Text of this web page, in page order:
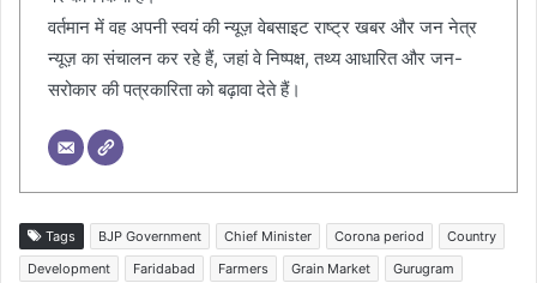
वर्तमान में वह अपनी स्वयं की न्यूज़ वेबसाइट राष्ट्र खबर और जन नेत्र
न्यूज़ का संचालन कर रहे हैं, जहां वे निष्पक्ष, तथ्य आधारित और जन-
सरोकार की पत्रकारिता को बढ़ावा देते हैं।
Tags BJP Government Chief Minister Corona period
Country
Development
Faridabad Farmers Grain Market
Gurugram